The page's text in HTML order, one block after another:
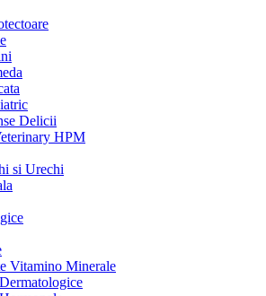
Delicii
HPM
si Urechi
Vitamino Minerale